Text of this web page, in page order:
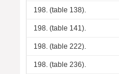
198. (table 138).
198. (table 141).
198. (table 222).
198. (table 236).